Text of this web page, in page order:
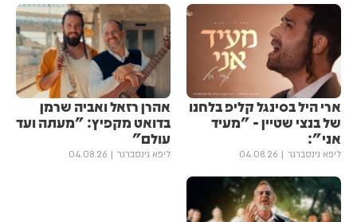
ארי היל בסינגל קליפ בלחנו
של בנצי שטיין - "מעיד
אני":
ליפא גינסברגר 04.08.26
אהרן רזאל ואביה שרמן
בדואט מקפיץ: "מעתה ועד
עולם"
ליפא גינסברגר 04.08.26